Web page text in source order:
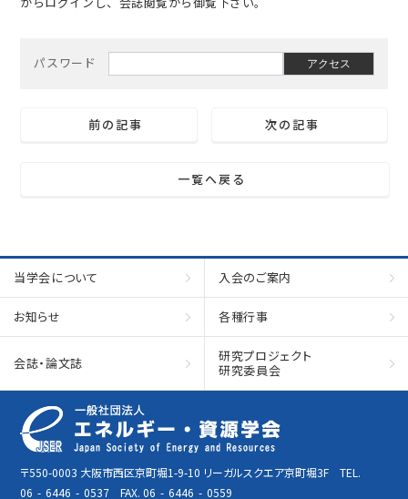
前の記事
一覧へ戻る
次の記事
当学会について 入会のご案内
お知らせ 各種行事
会誌・論文誌
研究プロジェクト
研究委員会
〒550-0003 大阪市西区京町堀1-9-10 リーガルスクエア京町堀3F TEL.
06 - 6446 - 0537 FAX. 06 - 6446 - 0559